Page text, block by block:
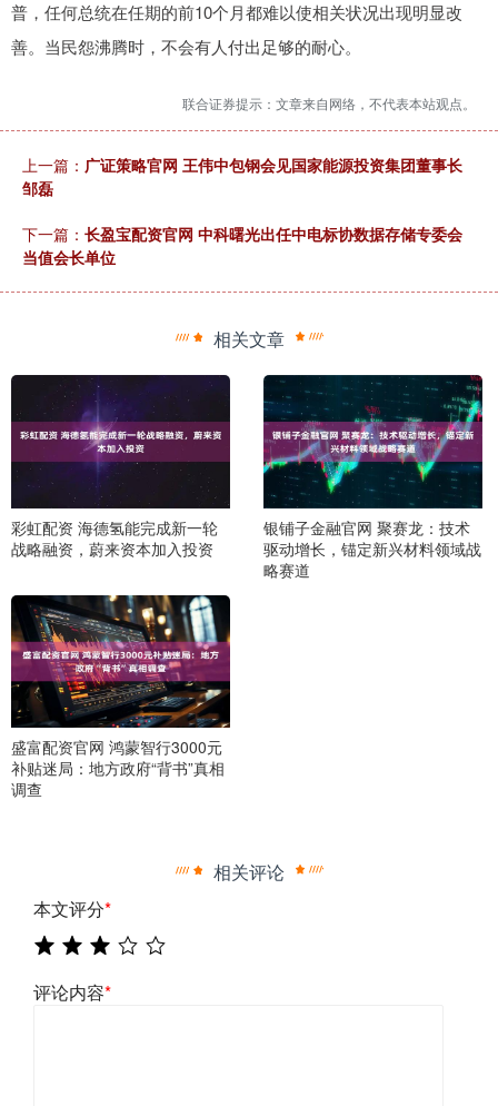
普，任何总统在任期的前10个月都难以使相关状况出现明显改
善。当民怨沸腾时，不会有人付出足够的耐心。
联合证券提示：文章来自网络，不代表本站观点。
上一篇： 广证策略官网 王伟中包钢会见国家能源投资集团董事长
邹磊
下一篇： 长盈宝配资官网 中科曙光出任中电标协数据存储专委会
当值会长单位
相关文章
彩虹配资 海德氢能完成新一轮
战略融资，蔚来资本加入投资
银铺子金融官网 聚赛龙：技术
驱动增长，锚定新兴材料领域战
略赛道
盛富配资官网 鸿蒙智行3000元
补贴迷局：地方政府“背书”真相
调查
相关评论
本文评分*
评论内容*